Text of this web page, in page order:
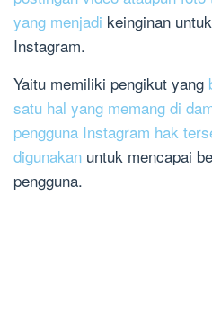
yang menjadi keinginan
Instagram.
Yaitu memiliki pengikut yang
satu hal yang memang di
pengguna Instagram hak
digunakan untuk mencapai
pengguna.